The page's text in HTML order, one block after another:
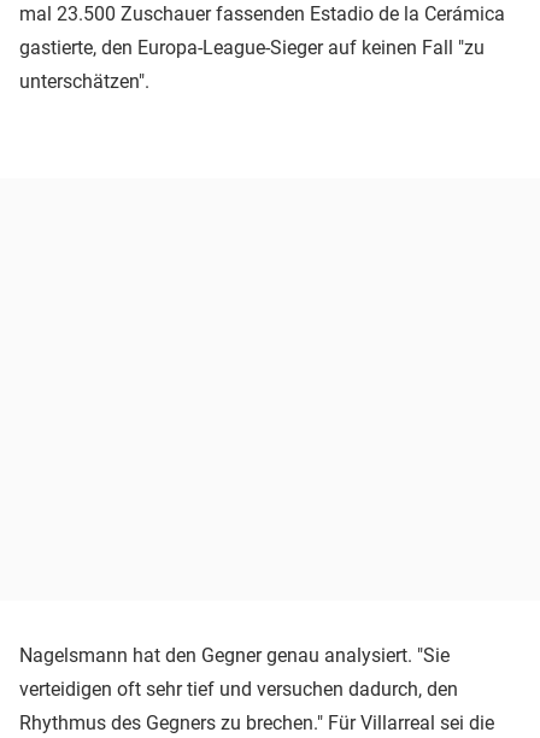
mal 23.500 Zuschauer fassenden Estadio de la Cerámica
gastierte, den Europa-League-Sieger auf keinen Fall "zu
unterschätzen".
Nagelsmann hat den Gegner genau analysiert. "Sie
verteidigen oft sehr tief und versuchen dadurch, den
Rhythmus des Gegners zu brechen." Für Villarreal sei die